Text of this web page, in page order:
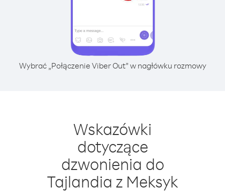
Wybrać „Połączenie Viber Out” w nagłówku rozmowy
Wskazówki
dotyczące
dzwonienia do
Tajlandia z Meksyk